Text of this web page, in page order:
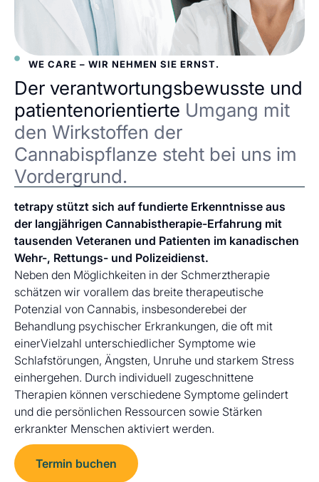
WE CARE – WIR NEHMEN SIE ERNST.
Der verantwortungsbewusste und
patientenorientierte Umgang mit
den Wirkstoffen der
Cannabispflanze steht bei uns im
Vordergrund.
tetrapy stützt sich auf fundierte Erkenntnisse aus
der langjährigen Cannabistherapie-Erfahrung mit
tausenden Veteranen und Patienten im kanadischen
Wehr-, Rettungs- und Polizeidienst.
Neben den Möglichkeiten in der Schmerztherapie
schätzen wir vorallem das breite therapeutische
Potenzial von Cannabis, insbesonderebei der
Behandlung psychischer Erkrankungen, die oft mit
einerVielzahl unterschiedlicher Symptome wie
Schlafstörungen, Ängsten, Unruhe und starkem Stress
einhergehen. Durch individuell zugeschnittene
Therapien können verschiedene Symptome gelindert
und die persönlichen Ressourcen sowie Stärken
erkrankter Menschen aktiviert werden.
Termin buchen